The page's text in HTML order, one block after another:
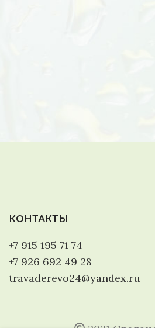
КОНТАКТЫ
+7 915 195 71 74
+7 926 692 49 28
travaderevo24@yandex.ru